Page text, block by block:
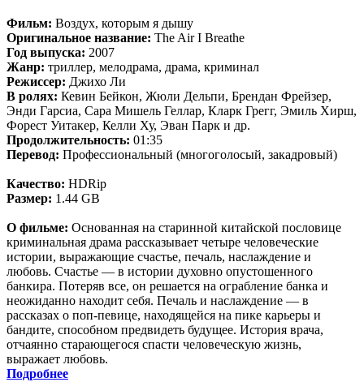
Фильм: Воздух, которым я дышу
Оригинальное название: The Air I Breathe
Год выпуска: 2007
Жанр: триллер, мелодрама, драма, криминал
Режиссер: Джихо Ли
В ролях: Кевин Бейкон, Жюли Дельпи, Брендан Фрейзер,
Энди Гарсиа, Сара Мишель Геллар, Кларк Грегг, Эмиль Хирш,
Форест Уитакер, Келли Ху, Эван Парк и др.
Продолжительность: 01:35
Перевод: Профессиональный (многоголосый, закадровый)
Качество: HDRip
Размер: 1.44 GB
О фильме: Основанная на старинной китайской пословице
криминальная драма рассказывает четыре человеческие
истории, выражающие счастье, печаль, наслаждение и
любовь. Счастье — в истории духовно опустошенного
банкира. Потеряв все, он решается на ограбление банка и
неожиданно находит себя. Печаль и наслаждение — в
рассказах о поп-певице, находящейся на пике карьеры и
бандите, способном предвидеть будущее. История врача,
отчаянно старающегося спасти человеческую жизнь,
выражает любовь.
Подробнее